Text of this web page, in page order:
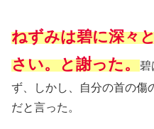
ねずみは碧に深々
さい。と謝った。碧
ず、しかし、自分の首の傷
だと言った。